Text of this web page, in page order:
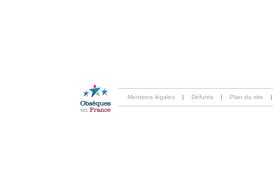
Mentions légales | Défunts | Plan du site |